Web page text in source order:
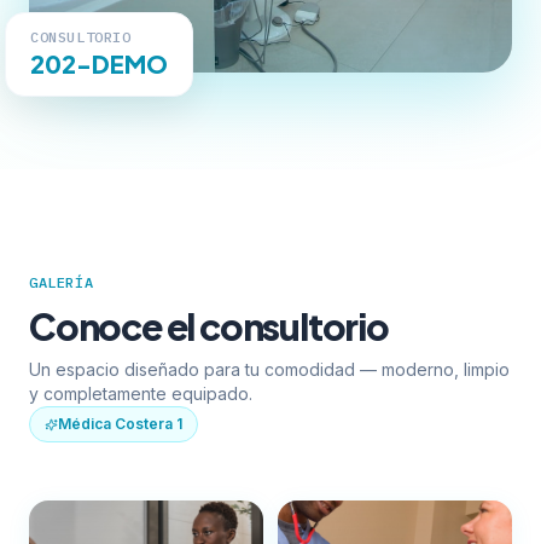
CONSULTORIO
202-DEMO
GALERÍA
Conoce el consultorio
Un espacio diseñado para tu comodidad — moderno, limpio
y completamente equipado.
Médica Costera 1